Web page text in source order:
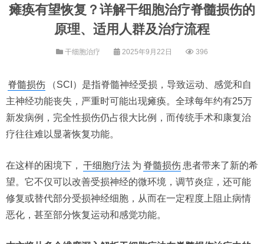
瘫痪有望恢复？详解干细胞治疗脊髓损伤的
原理、适用人群及治疗流程
干细胞治疗 2025年9月22日 396
脊髓损伤
（SCI）是指脊髓神经受损，导致运动、感觉和自
主神经功能丧失，严重时可能出现瘫痪。全球每年约有25万
新发病例，完全性损伤仍占很大比例，而传统手术和康复治
疗往往难以显著恢复功能。
在这样的困境下， 干细胞疗法 为 脊髓损伤 患者带来了新的希
望。它不仅可以改善受损神经的微环境，调节炎症，还可能
修复或替代部分受损神经细胞，从而在一定程度上阻止病情
恶化，甚至部分恢复运动和感觉功能。